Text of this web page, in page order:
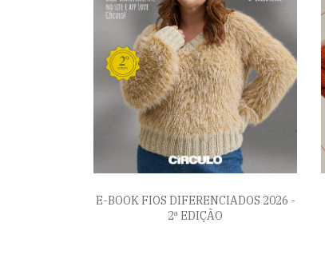
E-BOOK FIOS DIFERENCIADOS 2026 -
2ª EDIÇÃO